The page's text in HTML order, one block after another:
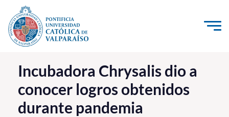
Click acá para ir directamente al contenido
La Universidad
Investigación, Creación e Innovación
PUCV Internacional
Incubadora Chrysalis dio a
conocer logros obtenidos
durante pandemia